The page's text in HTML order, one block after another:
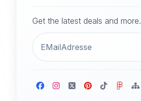
Get the latest deals and more.